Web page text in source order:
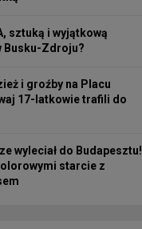
sztuką i wyjątkową
Busku-Zdroju?
i groźby na Placu
17-latkowie trafili do
wyleciał do Budapesztu!
starcie z